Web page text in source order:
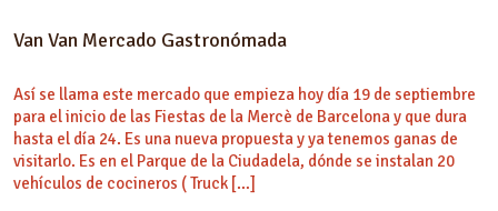
Van Van Mercado Gastronómada
Así se llama este mercado que empieza hoy día 19 de septiembre
para el inicio de las Fiestas de la Mercè de Barcelona y que dura
hasta el día 24. Es una nueva propuesta y ya tenemos ganas de
visitarlo. Es en el Parque de la Ciudadela, dónde se instalan 20
vehículos de cocineros ( Truck […]